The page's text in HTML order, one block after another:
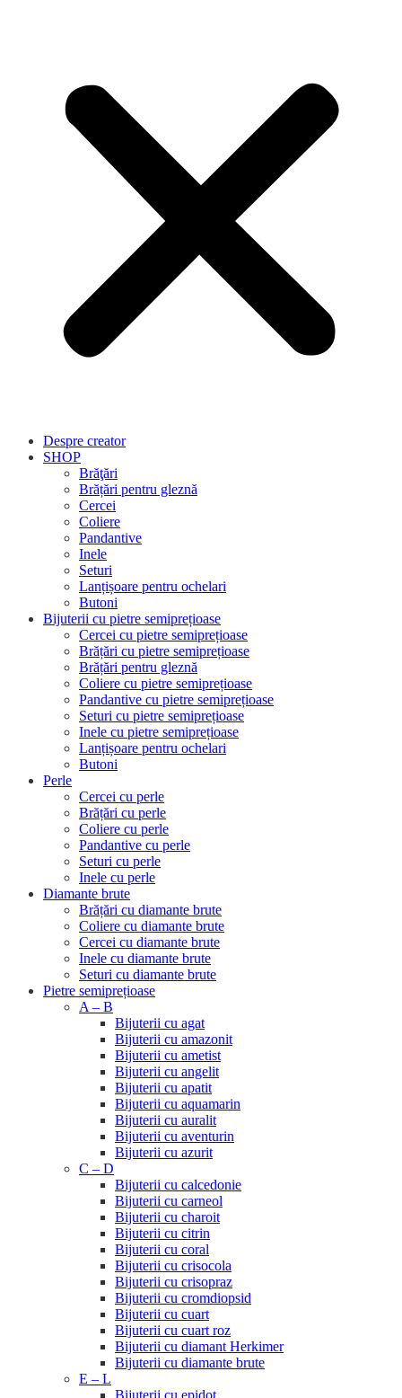
Despre creator
SHOP
Brăţări
Brățări pentru gleznă
Cercei
Coliere
Pandantive
Inele
Seturi
Lanțișoare pentru ochelari
Butoni
Bijuterii cu pietre semiprețioase
Cercei cu pietre semiprețioase
Brățări cu pietre semiprețioase
Brățări pentru gleznă
Coliere cu pietre semiprețioase
Pandantive cu pietre semiprețioase
Seturi cu pietre semiprețioase
Inele cu pietre semiprețioase
Lanțișoare pentru ochelari
Butoni
Perle
Cercei cu perle
Brățări cu perle
Coliere cu perle
Pandantive cu perle
Seturi cu perle
Inele cu perle
Diamante brute
Brățări cu diamante brute
Coliere cu diamante brute
Cercei cu diamante brute
Inele cu diamante brute
Seturi cu diamante brute
Pietre semiprețioase
A – B
Bijuterii cu agat
Bijuterii cu amazonit
Bijuterii cu ametist
Bijuterii cu angelit
Bijuterii cu apatit
Bijuterii cu aquamarin
Bijuterii cu auralit
Bijuterii cu aventurin
Bijuterii cu azurit
C – D
Bijuterii cu calcedonie
Bijuterii cu carneol
Bijuterii cu charoit
Bijuterii cu citrin
Bijuterii cu coral
Bijuterii cu crisocola
Bijuterii cu crisopraz
Bijuterii cu cromdiopsid
Bijuterii cu cuart
Bijuterii cu cuart roz
Bijuterii cu diamant Herkimer
Bijuterii cu diamante brute
E – L
Bijuterii cu epidot